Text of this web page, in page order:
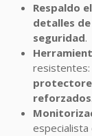
Respaldo
detalles
seguridad.
resistentes:
reforzados
especialista